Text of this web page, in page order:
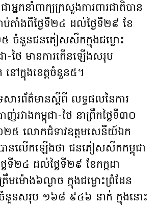
អ្នកនាំពាក្យក្រសួងការពារជាតិបាន
ប់តាំងពីថ្ងៃទី២៤ ដល់ថ្ងៃទី២៩ ខែ
៥ ចំនួនជនភៀសសឹកក្នុងជម្លោះ
ជា-ថៃ មានការកើនឡើងសរុប
ៅក្នុងខេត្ដចំនួន៥។
សារព័ត៌មានស្ដីពី លទ្ធផលនៃការ
រវាងកម្ពុជា-ថៃ នាព្រឹកថ្ងៃទី៣០
០២៥ លោកជំទាវឧត្តមសេនីយ៍ឯក
នលើកឡើងថា ជនភៀសសឹកកម្ពុជា
ទី២៤ ដល់ថ្ងៃទី២៩ ខែកក្កដា
មម៉ោង៦ល្ងាច ក្នុងជម្លោះព្រំដែន
ចំនួនសរុប ១៦៨ ៩៤៦ នាក់ ក្នុងនោះ